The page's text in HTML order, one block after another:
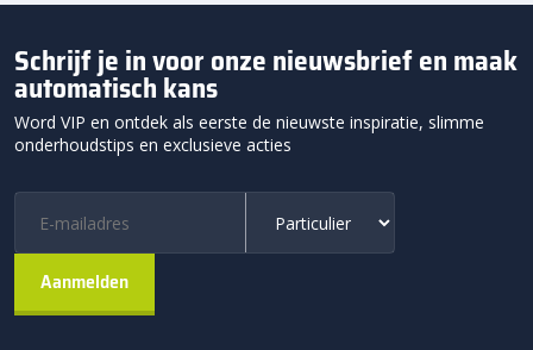
Schrijf je in voor onze nieuwsbrief en maak
automatisch kans
Word VIP en ontdek als eerste de nieuwste inspiratie, slimme
onderhoudstips en exclusieve acties